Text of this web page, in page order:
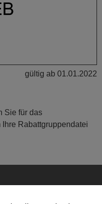
gültig ab 01.01.2022
Sie für das
Rabattgruppendatei